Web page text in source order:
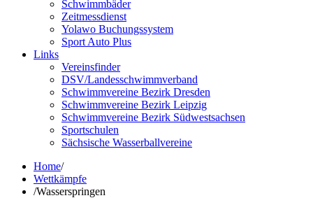
Schwimmbäder
Zeitmessdienst
Yolawo Buchungssystem
Sport Auto Plus
Links
Vereinsfinder
DSV/Landesschwimmverband
Schwimmvereine Bezirk Dresden
Schwimmvereine Bezirk Leipzig
Schwimmvereine Bezirk Südwestsachsen
Sportschulen
Sächsische Wasserballvereine
Home/
Wettkämpfe
/Wasserspringen